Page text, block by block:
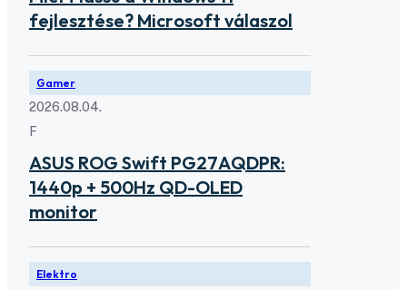
fejlesztése? Microsoft válaszol
Gamer
2026.08.04.
F
ASUS ROG Swift PG27AQDPR:
1440p + 500Hz QD-OLED
monitor
Elektro